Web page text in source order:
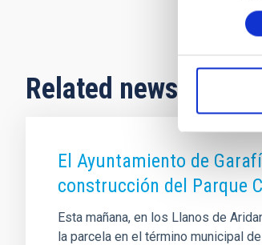
consentimiento
Related news
El Ayuntamiento de
construcción del Parque
Esta mañana, en los Llanos de
la parcela en el término municipal